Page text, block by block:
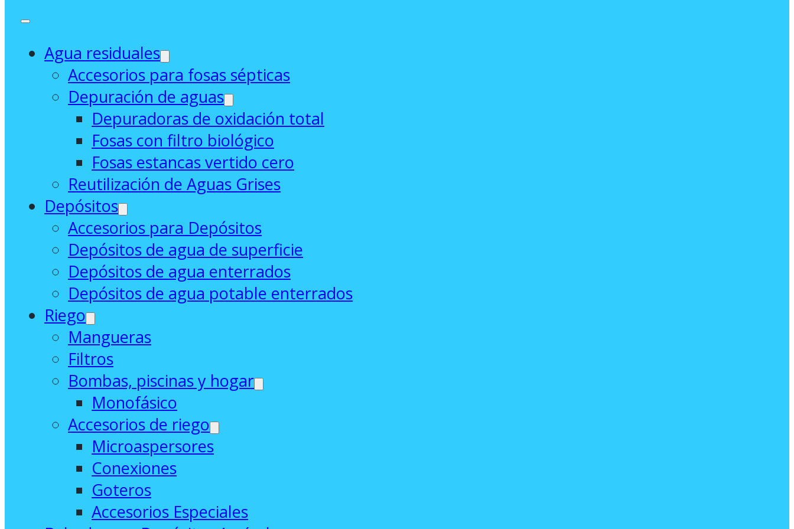
Agua residuales
Accesorios para fosas sépticas
Depuración de aguas
Depuradoras de oxidación total
Fosas con filtro biológico
Fosas estancas vertido cero
Reutilización de Aguas Grises
Depósitos
Accesorios para Depósitos
Depósitos de agua de superficie
Depósitos de agua enterrados
Depósitos de agua potable enterrados
Riego
Mangueras
Filtros
Bombas, piscinas y hogar
Monofásico
Accesorios de riego
Microaspersores
Conexiones
Goteros
Accesorios Especiales